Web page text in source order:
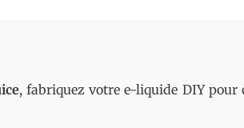
, fabriquez votre e-liquide DIY pour